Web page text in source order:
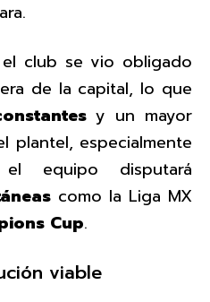
club se vio obligado
de la capital, lo que
y un mayor
plantel, especialmente
equipo disputará
como la Liga MX
Cup.
viable